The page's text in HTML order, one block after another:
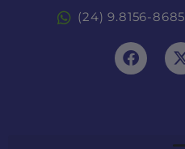
(24) 9.8156-8685